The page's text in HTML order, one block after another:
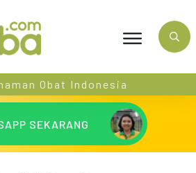
Obat Indonesia
SEKARANG